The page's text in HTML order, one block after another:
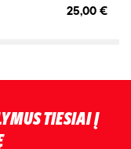
25,00 €
TIESIAI Į